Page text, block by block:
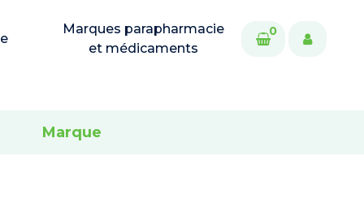
Marques parapharmacie
et médicaments
0
Marque